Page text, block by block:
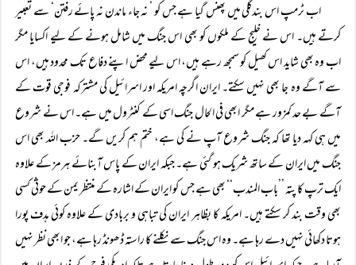
اب ٹرمپ اس بندگلی میں پھنس گیا ہے جس کو ’ نہ جاء ماندن نہ پائے رفتن‘ سے تعبیر
کرتے ہیں۔ اس نے خلیج کے ملکوں کو بھی اس جنگ میں شامل ہونے کے لیے اکسایا مگر
اب وہ بھی شاید اس کھیل کو سمجھ رہے ہیں، اس لیے محض اپنے دفاع تک محدود ہیں، اس
سے آگے وہ جا بھی نہیں سکتے۔ ایران اگرچہ امریکہ اور اسرائیل کی مشترکہ فوجی قوت کے
آگے بے حد کمزور ہے مگر ابھی فی الحال جنگ اسی کے کنٹرول میں ہے۔ اس نے شروع
میں ہی کہہ دیا تھا کہ جنگ شروع آپ نے کی ہے، ختم ہم کریں گے۔ حزب اللہ بھی اس
جنگ میں ایران کے ساتھ شریک ہو گئی ہے۔ جبکہ ایران کے پاس آبنائے ہرمز کے علاوہ
ایک ترپ کا پتہ ’’باب المندب‘‘ بھی ہے جس کو ایران کے اشارہ کے منتظر یمن کے حوثی کسی
بھی وقت بند کر سکتے ہیں۔ امریکہ کا بظاہر ایران کی تباہی و بربادی کے علاوہ کوئی ہدف پورا
ہوتا دکھائی نہیں دے رہا ہے۔ وہ اس جنگ سے نکلنے کا راستہ ڈھونڈ رہا ہے، جو ابھی نظر نہیں